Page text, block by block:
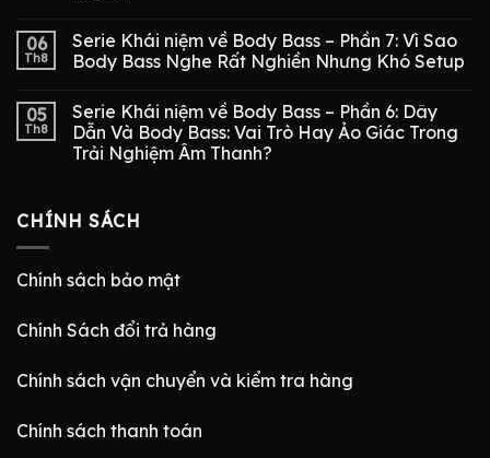
06
Th8
Serie Khái niệm về Body Bass – Phần 7: Vì Sao
Body Bass Nghe Rất Nghiền Nhưng Khó Setup
05
Th8
Serie Khái niệm về Body Bass – Phần 6: Dây
Dẫn Và Body Bass: Vai Trò Hay Ảo Giác Trong
Trải Nghiệm Âm Thanh?
CHÍNH SÁCH
Chính sách bảo mật
Chính Sách đổi trả hàng
Chính sách vận chuyển và kiểm tra hàng
Chính sách thanh toán